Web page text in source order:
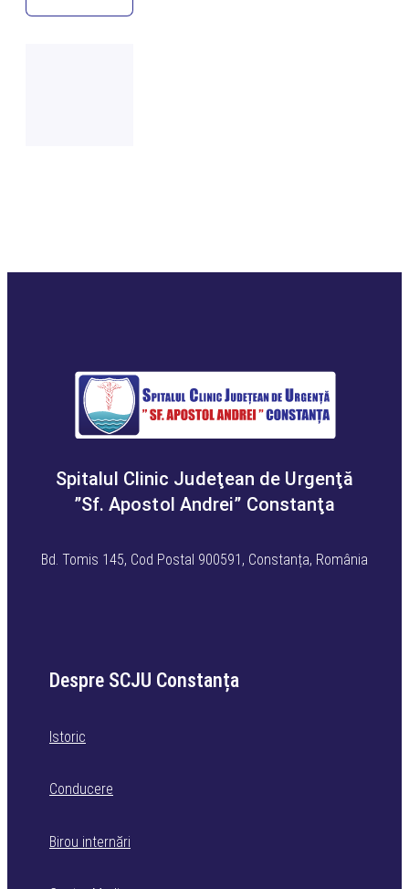
Spitalul Clinic Judeţean de Urgenţă
”Sf. Apostol Andrei” Constanţa
Bd. Tomis 145, Cod Postal 900591, Constanța, România
Despre SCJU Constanța
Istoric
Conducere
Birou internări